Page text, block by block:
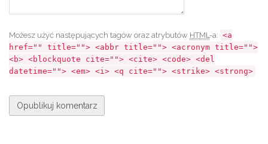
Możesz użyć następujących tagów oraz atrybutów HTML-a: <a
href="" title=""> <abbr title=""> <acronym title="">
<b> <blockquote cite=""> <cite> <code> <del
datetime=""> <em> <i> <q cite=""> <strike> <strong>